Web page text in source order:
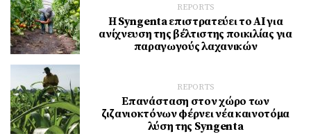
REPORTS
Η Syngenta επιστρατεύει το AI για
ανίχνευση της βέλτιστης ποικιλίας για
παραγωγούς λαχανικών
REPORTS
Επανάσταση στον χώρο των
ζιζανιοκτόνων φέρνει νέα καινοτόμα
λύση της Syngenta